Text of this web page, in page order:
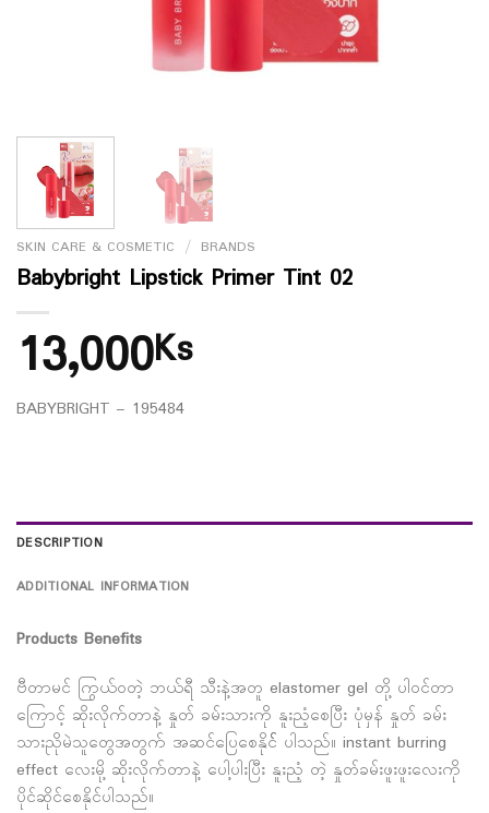
SKIN CARE & COSMETIC / BRANDS
Babybright Lipstick Primer Tint 02
13,000Ks
BABYBRIGHT – 195484
DESCRIPTION
ADDITIONAL INFORMATION
Products Benefits
ဗီတာမင် ကြွယ်ဝတဲ့ ဘယ်ရီ သီးနဲ့အတူ elastomer gel တို့ ပါဝင်တာ
ကြောင့် ဆိုးလိုက်တာနဲ့ နှုတ် ခမ်းသားကို နူးညံ့စေပြီး ပုံမှန် နှုတ် ခမ်း
သားညိုမဲသူတွေအတွက် အဆင်ပြေစေနိုင်် ပါသည်။ instant burring
effect လေးမို့ ဆိုးလိုက်တာနဲ့ ပေါ့ပါးပြီး နူးညံ့ တဲ့ နှုတ်ခမ်းဖူးဖူးလေးကို
ပိုင်ဆိုင်စေနိုင်ပါသည်။